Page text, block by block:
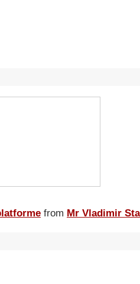
from Mr Vladimir